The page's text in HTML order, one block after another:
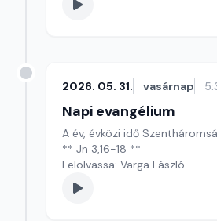
2026. 05. 31. vasárnap
Napi evangélium
A év, évközi idő
** Jn 3,16-18 **
Felolvassa: Varga László